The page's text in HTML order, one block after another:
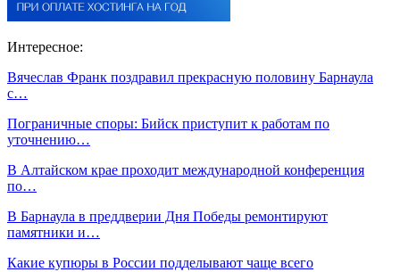
Интересное:
Вячеслав Франк поздравил прекрасную половину Барнаула
с…
Пограничные споры: Бийск приступит к работам по
уточнению…
В Алтайском крае проходит международной конференция
по…
В Барнаула в преддверии Дня Победы ремонтируют
памятники и…
Какие купюры в России подделывают чаще всего